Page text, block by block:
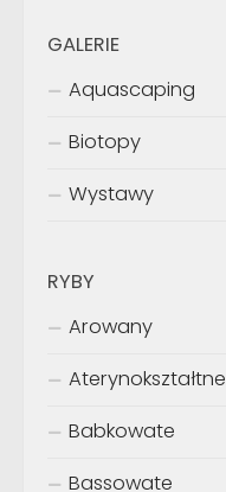
GALERIE
Aquascaping
Biotopy
Wystawy
RYBY
Arowany
Aterynokształtne
Babkowate
Bassowate